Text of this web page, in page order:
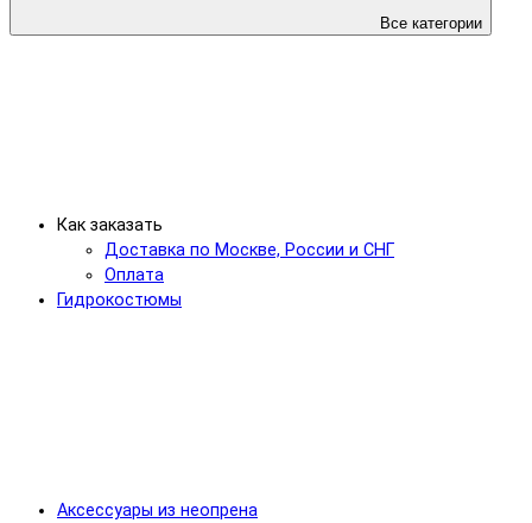
Все категории
Как заказать
Доставка по Москве, России и СНГ
Оплата
Гидрокостюмы
Аксессуары из неопрена